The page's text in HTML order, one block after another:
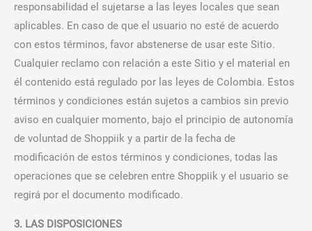
responsabilidad el sujetarse a las leyes locales que sean
aplicables. En caso de que el usuario no esté de acuerdo
con estos términos, favor abstenerse de usar este Sitio.
Cualquier reclamo con relación a este Sitio y el material en
él contenido está regulado por las leyes de Colombia. Estos
términos y condiciones están sujetos a cambios sin previo
aviso en cualquier momento, bajo el principio de autonomía
de voluntad de Shoppiik y a partir de la fecha de
modificación de estos términos y condiciones, todas las
operaciones que se celebren entre Shoppiik y el usuario se
regirá por el documento modificado.
3. LAS DISPOSICIONES